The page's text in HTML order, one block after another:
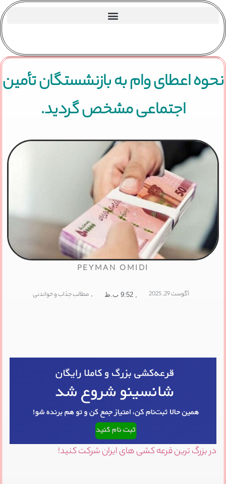
نحوه اعطای وام به بازنشستگان تأمین
اجتماعی مشخص گردید.
PEYMAN OMIDI
آگوست 29, 2025 9:52 ب.ظ , مطالب جذاب و خواندنی
در بزرگ ترین قرعه کشی های ایران شرکت کنید!